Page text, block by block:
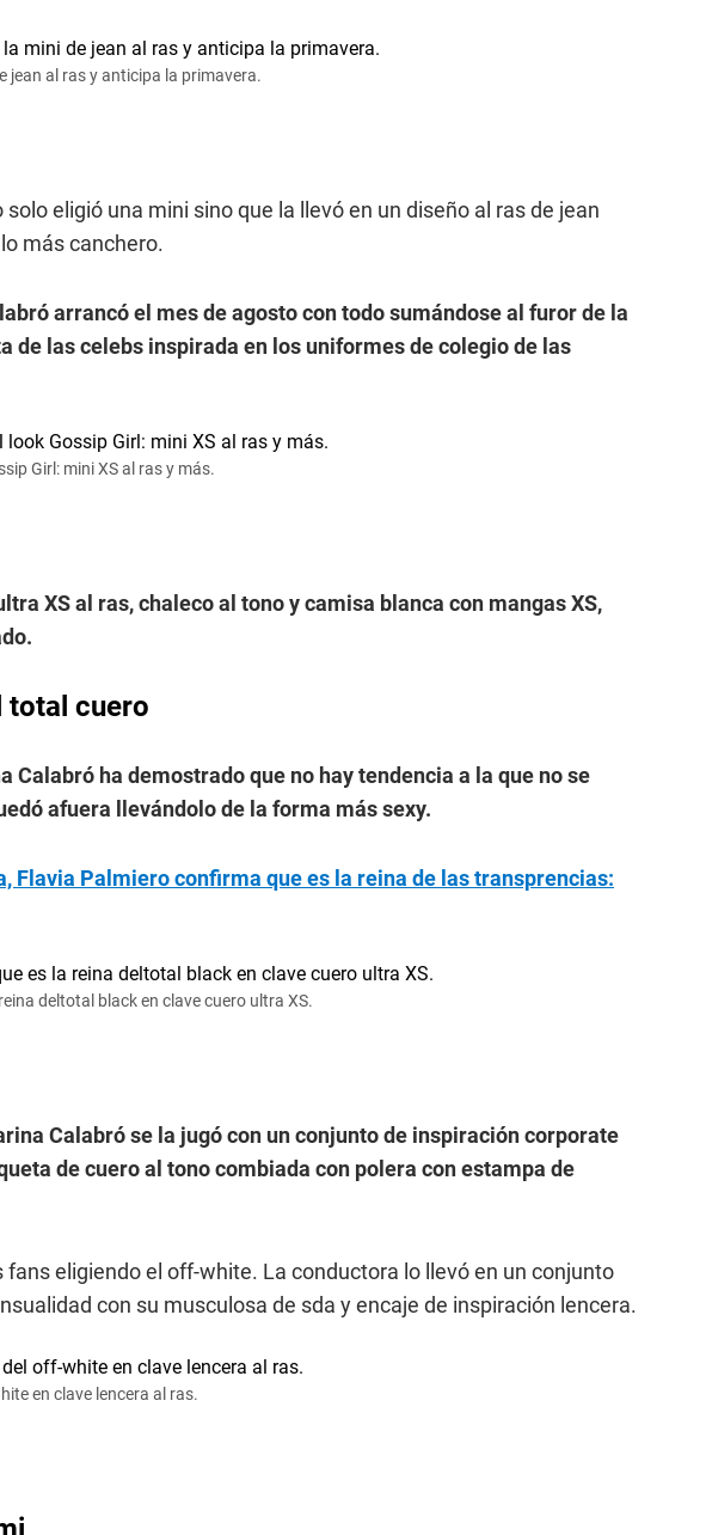
jean al ras y anticipa la primavera.
eligió una mini sino que la llevó en un diseño al ras de jean
más canchero.
arrancó el mes de agosto con todo sumándose al furor de la
de las celebs inspirada en los uniformes de colegio de las
Girl: mini XS al ras y más.
XS al ras, chaleco al tono y camisa blanca con mangas XS,
total cuero
Calabró ha demostrado que no hay tendencia a la que no se
afuera llevándolo de la forma más sexy.
Flavia Palmiero confirma que es la reina de las transprencias:
deltotal black en clave cuero ultra XS.
Calabró se la jugó con un conjunto de inspiración corporate
de cuero al tono combiada con polera con estampa de
eligiendo el off-white. La conductora lo llevó en un conjunto
con su musculosa de sda y encaje de inspiración lencera.
en clave lencera al ras.